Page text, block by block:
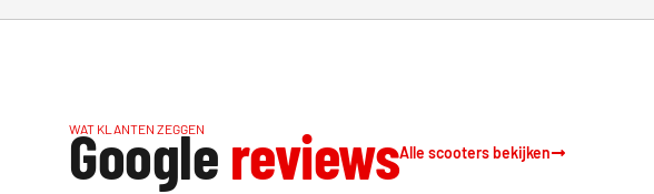
WAT KLANTEN ZEGGEN
GooglereviewsAlle scooters bekijken